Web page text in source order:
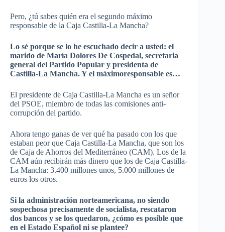
Pero, ¿tú sabes quién era el segundo máximo
responsable de la Caja Castilla-La Mancha?
Lo sé porque se lo he escuchado decir a usted: el
marido de María Dolores De Cospedal, secretaria
general del Partido Popular y presidenta de
Castilla-La Mancha. Y el máximoresponsable es…
El presidente de Caja Castilla-La Mancha es un señor
del PSOE, miembro de todas las comisiones anti-
corrupción del partido.
Ahora tengo ganas de ver qué ha pasado con los que
estaban peor que Caja Castilla-La Mancha, que son los
de Caja de Ahorros del Mediterráneo (CAM). Los de la
CAM aún recibirán más dinero que los de Caja Castilla-
La Mancha: 3.400 millones unos, 5.000 millones de
euros los otros.
Si la administración norteamericana, no siendo
sospechosa precisamente de socialista, rescataron
dos bancos y se los quedaron, ¿cómo es posible que
en el Estado Español ni se plantee?